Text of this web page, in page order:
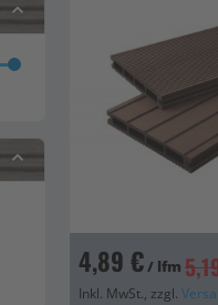
4,89 €/ lfm
Inkl. MwSt., zzgl.